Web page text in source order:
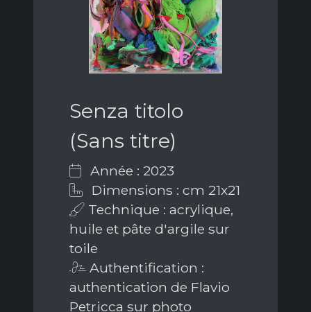
Senza titolo
(Sans titre)
Année : 2023
Dimensions : cm 21x21
Technique : acrylique,
huile et pâte d'argile sur
toile
Authentification :
authentication de Flavio
Petricca sur photo